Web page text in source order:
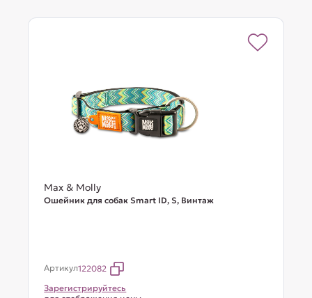
Max & Molly
Ошейник для собак Smart ID, S, Винтаж
Артикул122082
Зарегистрируйтесь